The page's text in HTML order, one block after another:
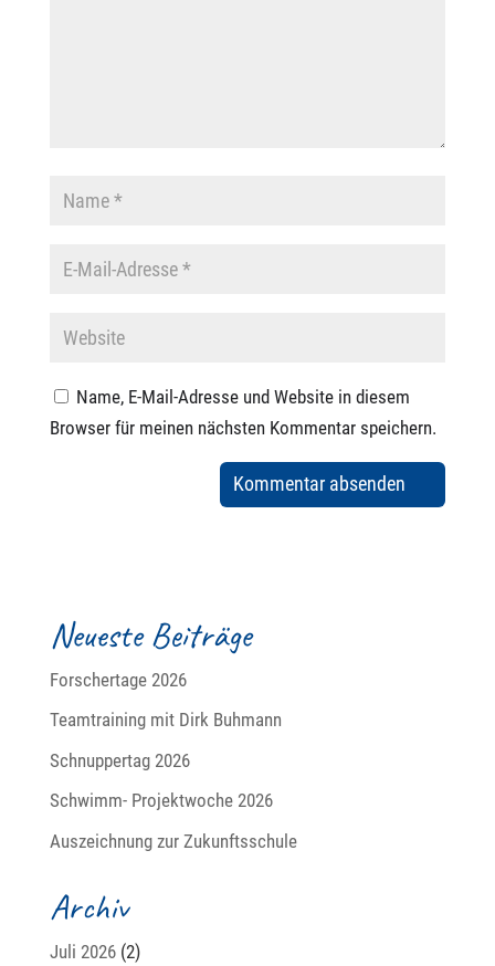
Name, E-Mail-Adresse und Website in diesem
Browser für meinen nächsten Kommentar speichern.
Neueste Beiträge
Forschertage 2026
Teamtraining mit Dirk Buhmann
Schnuppertag 2026
Schwimm- Projektwoche 2026
Auszeichnung zur Zukunftsschule
Archiv
Juli 2026(2)